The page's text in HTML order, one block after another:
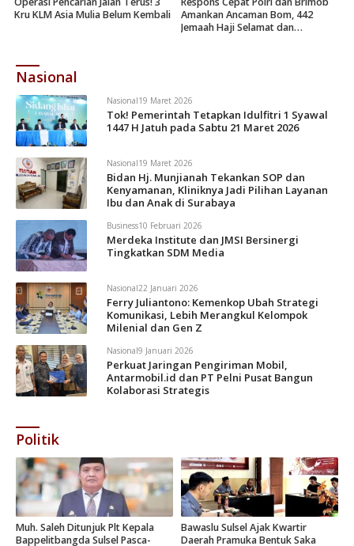
Kru KLM Asia Mulia Belum Kembali
Amankan Ancaman Bom, 442
Jemaah Haji Selamat dan
Nasional
Nasional19 Maret 2026
Tok! Pemerintah Tetapkan Idulfitri 1 Syawal
1447 H Jatuh pada Sabtu 21 Maret 2026
Nasional19 Maret 2026
Bidan Hj. Munjianah Tekankan SOP dan
Kenyamanan, Kliniknya Jadi Pilihan Layanan
Ibu dan Anak di Surabaya
Business10 Februari 2026
Merdeka Institute dan JMSI Bersinergi
Tingkatkan SDM Media
Nasional22 Januari 2026
Ferry Juliantono: Kemenkop Ubah Strategi
Komunikasi, Lebih Merangkul Kelompok
Milenial dan Gen Z
Nasional9 Januari 2026
Perkuat Jaringan Pengiriman Mobil,
Antarmobil.id dan PT Pelni Pusat Bangun
Kolaborasi Strategis
Politik
Muh. Saleh Ditunjuk Plt Kepala
Bappelitbangda Sulsel Pasca-
Bawaslu Sulsel Ajak Kwartir
Daerah Pramuka Bentuk Saka